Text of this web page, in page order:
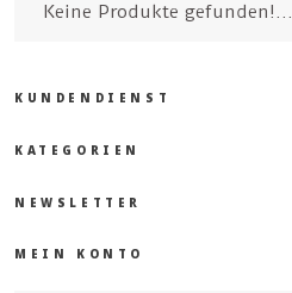
Keine Produkte gefunden!...
KUNDENDIENST
KATEGORIEN
NEWSLETTER
MEIN KONTO